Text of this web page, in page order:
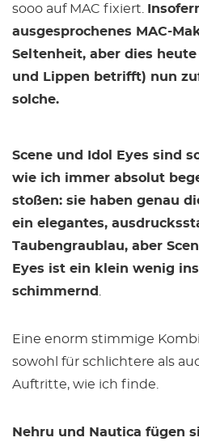
sooo auf MAC fixiert.
ausgesprochenes MAC-
Seltenheit, aber dies
und Lippen betrifft) nun
solche.
Scene und Idol Eyes sind
wie ich immer absolut
stoßen: sie haben genau
ein elegantes,
Taubengraublau, aber
Eyes ist ein klein wenig
schimmernd
Eine enorm stimmige
sowohl für schlichtere als
Auftritte, wie ich finde.
Nehru und Nautica fügen